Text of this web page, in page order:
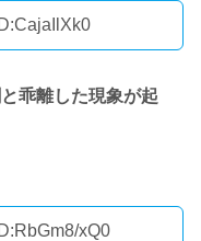
ID:CajaIlXk0
乖離した現象が起
ID:RbGm8/xQ0